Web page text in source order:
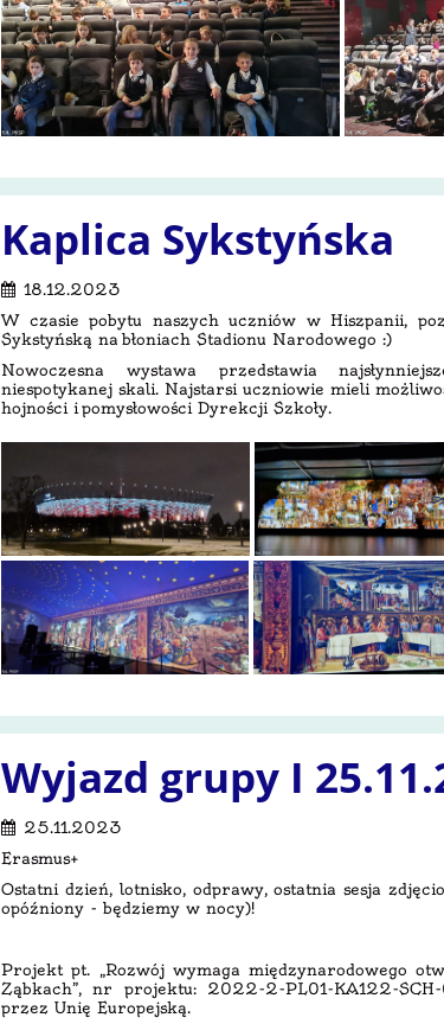
Kaplica Sykstyńska
18.12.2023
W czasie pobytu naszych uczniów w Hiszpanii,
Sykstyńską na błoniach Stadionu Narodowego :)
Nowoczesna wystawa przedstawia
niespotykanej skali. Najstarsi uczniowie mieli
hojności i pomysłowości Dyrekcji Szkoły.
Wyjazd grupy I
25.11.2023
Erasmus+
Ostatni dzień, lotnisko, odprawy, ostatnia sesja
opóźniony - będziemy w nocy)!
Projekt pt. „Rozwój wymaga międzynarodowego
Ząbkach”, nr projektu: 2022-2-PL01-KA122-
przez Unię Europejską.